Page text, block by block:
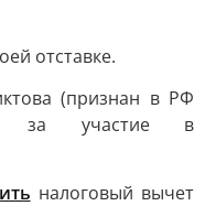
отставке.
(признан в РФ
за участие в
налоговый вычет